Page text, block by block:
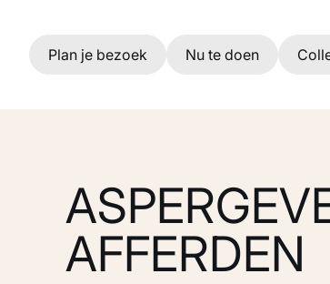
Ga naar hoofdinhoud
Plan je bezoek Nu te doen
AFFERDEN